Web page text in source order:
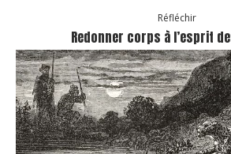
Réfléchir
Redonner corps à l’esprit